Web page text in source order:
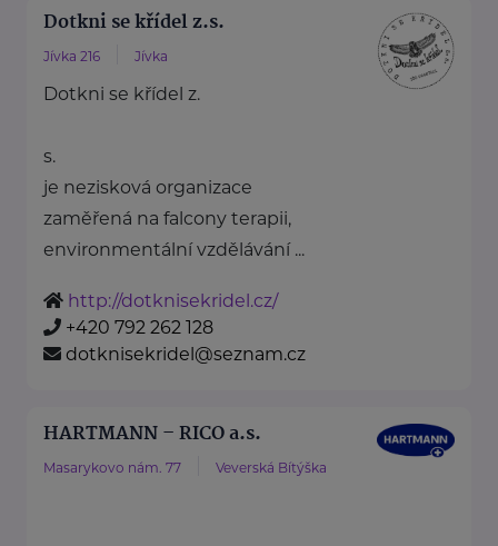
Dotkni se křídel z.s.
Jívka 216 Jívka
Dotkni se křídel z.
s.
je nezisková organizace
zaměřená na falcony terapii,
environmentální vzdělávání ...
http://dotknisekridel.cz/
+420 792 262 128
dotknisekridel@seznam.cz
HARTMANN – RICO a.s.
Masarykovo nám. 77 Veverská Bítýška